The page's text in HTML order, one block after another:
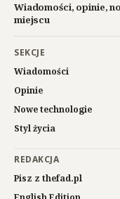
Wiadomości, opinie,
miejscu
SEKCJE
Wiadomości
Opinie
Nowe technologie
Styl życia
REDAKCJA
Pisz z thefad.pl